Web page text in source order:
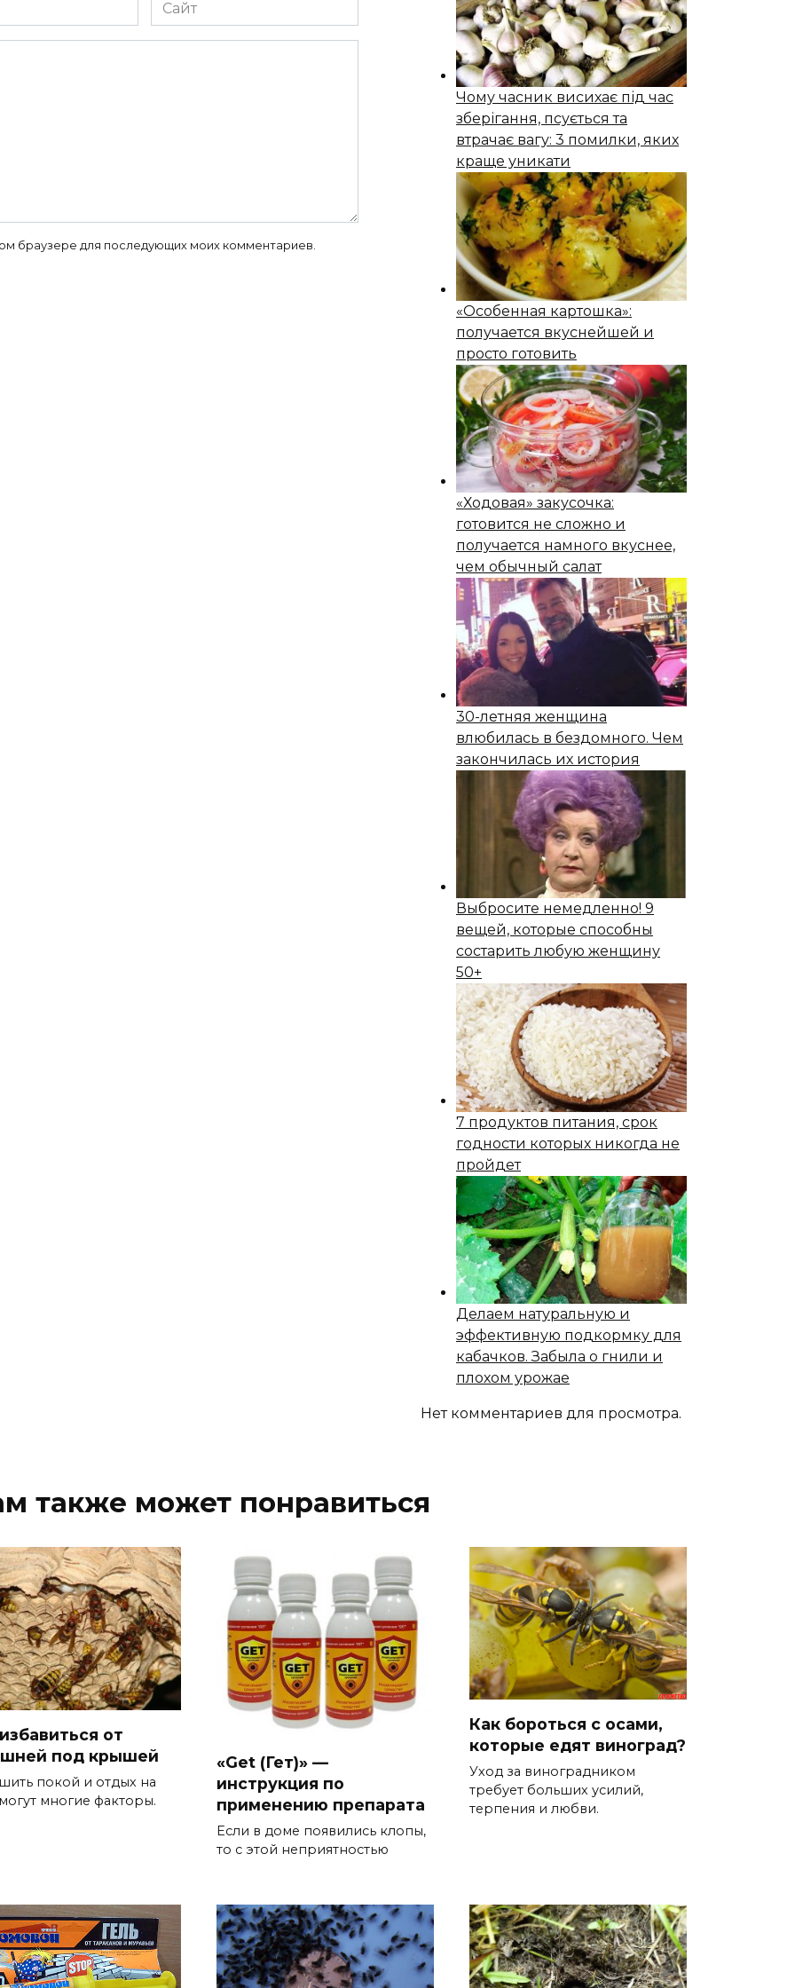
браузере для последующих моих комментариев.
Чому часник висихає під час
зберігання, псується та
втрачає вагу: 3 помилки, яких
краще уникати
«Особенная картошка»:
получается вкуснейшей и
просто готовить
«Ходовая» закусочка:
готовится не сложно и
получается намного вкуснее,
чем обычный салат
30-летняя женщина
влюбилась в бездомного. Чем
закончилась их история
Выбросите немедленно! 9
вещей, которые способны
состapить любую женщину
50+
7 продуктов питания, срок
годности которых никогда не
пройдет
Делаем натуральную и
эффективную подкормку для
кабачков. Забыла о гнили и
плохом урожае
Нет комментариев для просмотра.
также может понравиться
от
под крышей
покой и отдых на
многие факторы.
«Get (Гет)» —
инструкция по
применению препарата
Если в доме появились клопы,
то с этой неприятностью
Как бороться с осами,
которые едят виноград?
Уход за виноградником
требует больших усилий,
терпения и любви.